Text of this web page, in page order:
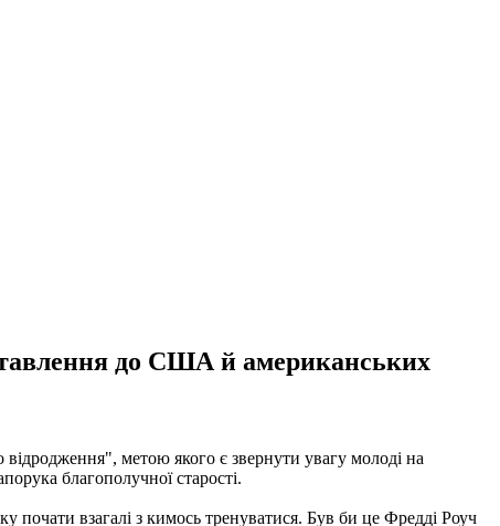
до США й американських
метою якого є звернути увагу молоді на
благополучної старості.
взагалі з кимось тренуватися. Був би це Фредді Роуч